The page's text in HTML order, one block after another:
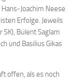
Joachim Neese
Erfolge. Jeweils
Bülent Saglam
und Basilius Gikas
offen, als es noch